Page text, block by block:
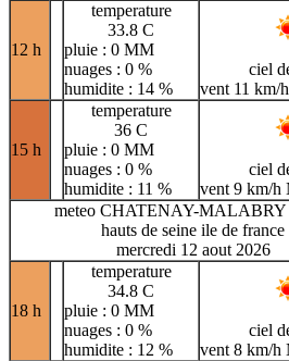
12 h
temperature
33.8 C
pluie : 0 MM
nuages : 0 %
humidite : 14 %
ciel
vent 11 km/
15 h
temperature
36 C
pluie : 0 MM
nuages : 0 %
humidite : 11 %
ciel
vent 9 km/h
meteo CHATENAY-MALABRY
hauts de seine ile de france
mercredi 12 aout 2026
18 h
temperature
34.8 C
pluie : 0 MM
nuages : 0 %
humidite : 12 %
ciel
vent 8 km/h